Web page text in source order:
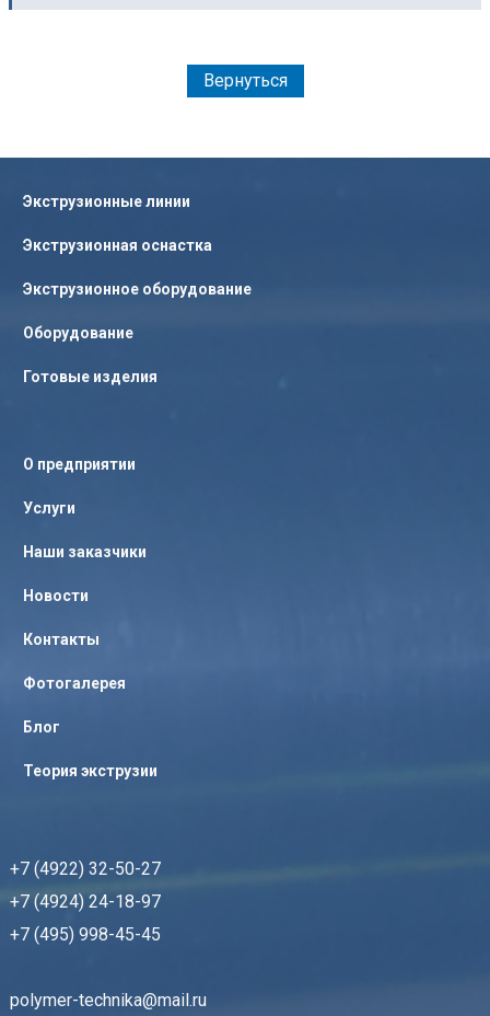
Вернуться
Экструзионные линии
Экструзионная оснастка
Экструзионное оборудование
Оборудование
Готовые изделия
О предприятии
Услуги
Наши заказчики
Новости
Контакты
Фотогалерея
Блог
Теория экструзии
+7 (4922) 32-50-27
+7 (4924) 24-18-97
+7 (495) 998-45-45
polymer-technika@mail.ru